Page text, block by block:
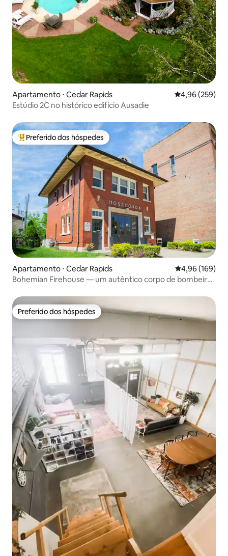
Apartamento ⋅ Cedar Rapids 4,96 de uma
4,96 (259)
Estúdio 2C no histórico edifício Ausadie
Entre os melhores preferidos dos hóspedes
Preferido dos hóspedes
Apartamento ⋅ Cedar Rapids 4,96 de uma
4,96 (169)
Bohemian Firehouse — um autêntico corpo de bombeiros
Preferido dos hóspedes
Preferido dos hóspedes